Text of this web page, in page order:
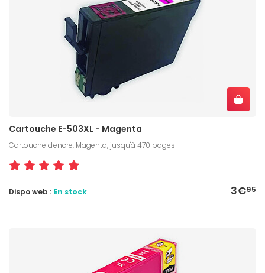
Cartouche E-503XL - Magenta
Cartouche d'encre, Magenta, jusqu'à 470 pages
3€95
Dispo web : En stock